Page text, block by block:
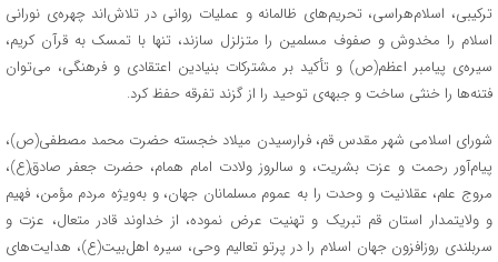
ترکیبی، اسلام‌هراسی، تحریم‌های ظالمانه و عملیات روانی در تلاش‌اند چهره‌ی نورانی
اسلام را مخدوش و صفوف مسلمین را متزلزل سازند، تنها با تمسک به قرآن کریم،
سیره‌ی پیامبر اعظم(ص) و تأکید بر مشترکات بنیادین اعتقادی و فرهنگی، می‌توان
فتنه‌ها را خنثی ساخت و جبهه‌ی توحید را از گزند تفرقه حفظ کرد.
شورای اسلامی شهر مقدس قم، فرارسیدن میلاد خجسته حضرت محمد مصطفی(ص)،
پیام‌آور رحمت و عزت بشریت، و سالروز ولادت امام همام، حضرت جعفر صادق(ع)،
مروج علم، عقلانیت و وحدت را به عموم مسلمانان جهان، و به‌ویژه مردم مؤمن، فهیم
و ولایتمدار استان قم تبریک و تهنیت عرض نموده، از خداوند قادر متعال، عزت و
سربلندی روزافزون جهان اسلام را در پرتو تعالیم وحی، سیره اهل‌بیت(ع)، هدایت‌های